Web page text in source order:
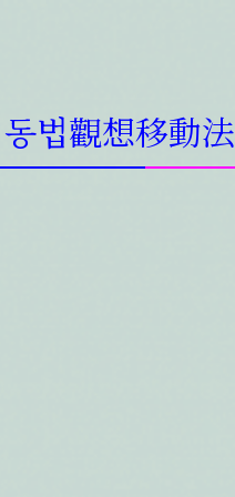
법觀想移動法